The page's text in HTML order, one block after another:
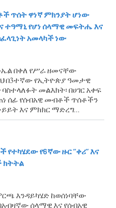
ጥሰት ዋነኛ ምክንያት ሆነው
ተዓማኒ የሆነ ሰላማዊ መፍትሔ እና
አመላካች ነው
በቀለ የሥራ ዘመናቸው
በ3ተኛው የኢትዮጵያ ዓመታዊ
መልእክት፡ በሀገር አቀፍ
ሰፊ የሰብአዊ መብቶች ጥሰቶችን
እና ምክክር ማድረግ
የተካሄደው የ6ኛው ዙር ‘‘ቀሪ’’ እና
ክትትል
እንዳይካሄድ ከወሰነባቸው
ሰላማዊ እና የሰብአዊ